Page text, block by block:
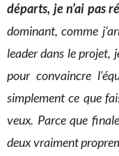
départs, je n’ai pas
dominant, comme
leader dans le projet,
pour convaincre
simplement ce que
veux. Parce que
deux vraiment